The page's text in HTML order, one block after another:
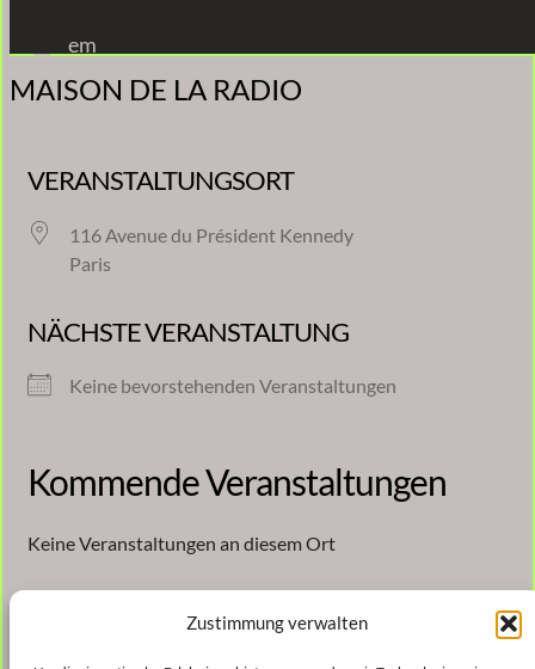
Zustimmung verwalten
Inhalt
springen
em
MAISON DE LA RADIO
VERANSTALTUNGSORT
116 Avenue du Président Kennedy
Paris
NÄCHSTE VERANSTALTUNG
Keine bevorstehenden Veranstaltungen
Kommende Veranstaltungen
Keine Veranstaltungen an diesem Ort